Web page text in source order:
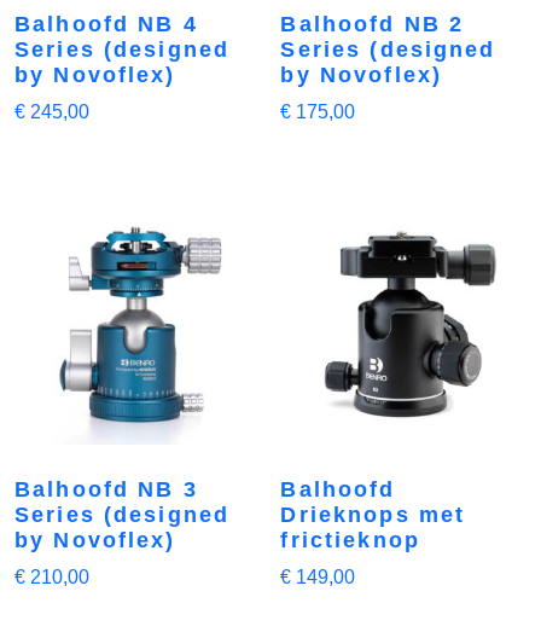
Balhoofd NB 4
Series (designed
by Novoflex)
€ 245,00
Balhoofd NB 2
Series (designed
by Novoflex)
€ 175,00
Balhoofd NB 3
Series (designed
by Novoflex)
€ 210,00
Balhoofd
Drieknops met
frictieknop
€ 149,00